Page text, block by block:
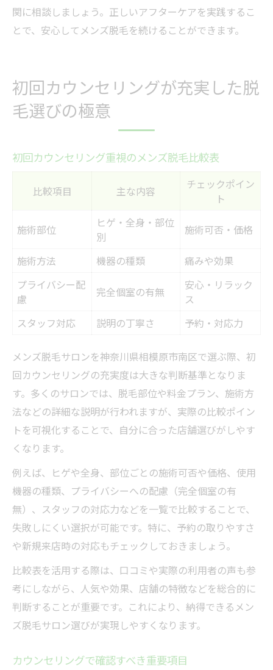
関に相談しましょう。正しいアフターケアを実践するこ
とで、安心してメンズ脱毛を続けることができます。
初回カウンセリングが充実した脱
毛選びの極意
初回カウンセリング重視のメンズ脱毛比較表
比較項目 主な内容
チェックポイン
ト
施術部位
ヒゲ・全身・部位
別
施術可否・価格
施術方法 機器の種類
痛みや効果
プライバシー配
慮
完全個室の有無
安心・リラック
ス
スタッフ対応
説明の丁寧さ 予約・対応力
メンズ脱毛サロンを神奈川県相模原市南区で選ぶ際、初
回カウンセリングの充実度は大きな判断基準となりま
す。多くのサロンでは、脱毛部位や料金プラン、施術方
法などの詳細な説明が行われますが、実際の比較ポイン
トを可視化することで、自分に合った店舗選びがしやす
くなります。
例えば、ヒゲや全身、部位ごとの施術可否や価格、使用
機器の種類、プライバシーへの配慮（完全個室の有
無）、スタッフの対応力などを一覧で比較することで、
失敗しにくい選択が可能です。特に、予約の取りやすさ
や新規来店時の対応もチェックしておきましょう。
比較表を活用する際は、口コミや実際の利用者の声も参
考にしながら、人気や効果、店舗の特徴などを総合的に
判断することが重要です。これにより、納得できるメン
ズ脱毛サロン選びが実現しやすくなります。
カウンセリングで確認すべき重要項目